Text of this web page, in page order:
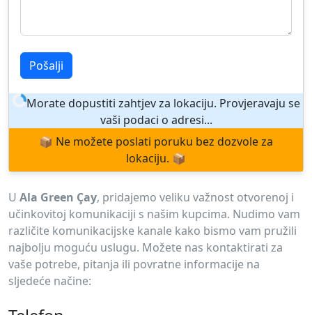
Pošalji
Morate dopustiti zahtjev za lokaciju. Provjeravaju se
vaši podaci o adresi...
📦 Ne možete poslati poruku bez dozvole za
lokaciju. 📦
U Ala Green Çay, pridajemo veliku važnost otvorenoj i
učinkovitoj komunikaciji s našim kupcima. Nudimo vam
različite komunikacijske kanale kako bismo vam pružili
najbolju moguću uslugu. Možete nas kontaktirati za
vaše potrebe, pitanja ili povratne informacije na
sljedeće načine: